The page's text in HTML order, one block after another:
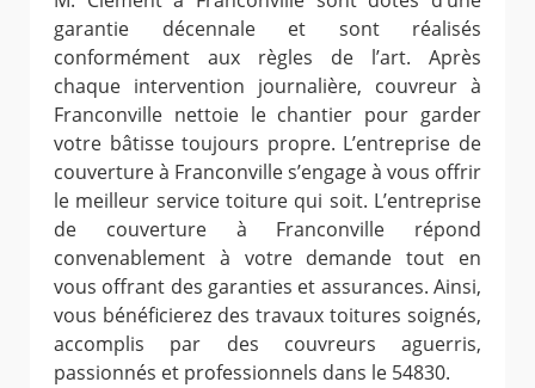
garantie décennale et sont réalisés
conformément aux règles de l’art. Après
chaque intervention journalière, couvreur à
Franconville nettoie le chantier pour garder
votre bâtisse toujours propre. L’entreprise de
couverture à Franconville s’engage à vous offrir
le meilleur service toiture qui soit. L’entreprise
de couverture à Franconville répond
convenablement à votre demande tout en
vous offrant des garanties et assurances. Ainsi,
vous bénéficierez des travaux toitures soignés,
accomplis par des couvreurs aguerris,
passionnés et professionnels dans le 54830.